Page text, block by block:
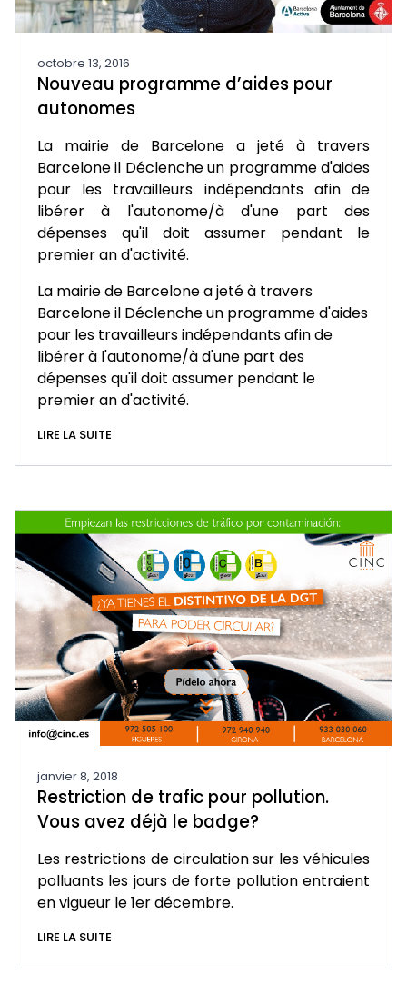
octobre 13, 2016
Nouveau programme d’aides pour
autonomes
La mairie de Barcelone a jeté à travers
Barcelone il Déclenche un programme d'aides
pour les travailleurs indépendants afin de
libérer à l'autonome/à d'une part des
dépenses qu'il doit assumer pendant le
premier an d'activité.
La mairie de Barcelone a jeté à travers
Barcelone il Déclenche un programme d'aides
pour les travailleurs indépendants afin de
libérer à l'autonome/à d'une part des
dépenses qu'il doit assumer pendant le
premier an d'activité.
LIRE LA SUITE
janvier 8, 2018
Restriction de trafic pour pollution.
Vous avez déjà le badge?
Les restrictions de circulation sur les véhicules
polluants les jours de forte pollution entraient
en vigueur le 1er décembre.
LIRE LA SUITE